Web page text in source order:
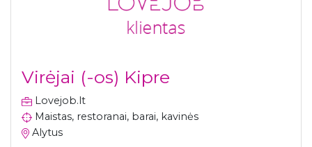
Virėjai (-os) Kipre
Lovejob.lt
Maistas, restoranai, barai, kavinės
Alytus